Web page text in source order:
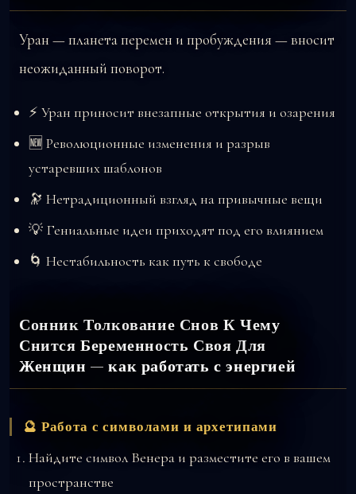
Уран — планета перемен и пробуждения — вносит
неожиданный поворот.
⚡ Уран приносит внезапные открытия и озарения
🆕 Революционные изменения и разрыв
устаревших шаблонов
🔭 Нетрадиционный взгляд на привычные вещи
💡 Гениальные идеи приходят под его влиянием
🌀 Нестабильность как путь к свободе
Сонник Толкование Снов К Чему
Снится Беременность Своя Для
Женщин — как работать с энергией
🔮 Работа с символами и архетипами
Найдите символ Венера и разместите его в вашем
пространстве